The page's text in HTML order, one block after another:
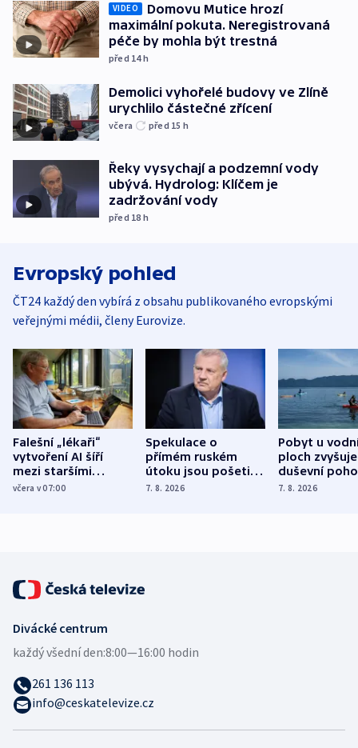
VIDEO
Domovu Mutice hrozí
maximální pokuta. Neregistrovaná
péče by mohla být trestná
před 14h
Demolici vyhořelé budovy ve Zlíně
urychlilo částečné zřícení
včera před 15 h
Řeky vysychají a podzemní vody
ubývá. Hydrolog: Klíčem je
zadržování vody
před 18 h
Evropský pohled
ČT24 každý den vybírá z obsahu publikovaného evropskými
veřejnými médii, členy Eurovize.
Falešní „lékaři“
vytvoření AI šíří
mezi staršími
Poláky nebezpečné
včera v 07:00
Spekulace o
přímém ruském
útoku jsou pošetilé,
míní estonský
7. 8. 2026
Pobyt u
ploch zvyšuje
duševní
ukázala
7. 8. 2026
Divácké centrum
každý všední den:8:00—16:00 hodin
261 136 113
info@ceskatelevize.cz